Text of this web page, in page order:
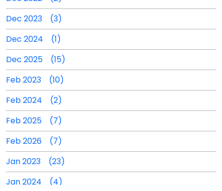
Dec 2023 (3)
Dec 2024 (1)
Dec 2025 (15)
Feb 2023 (10)
Feb 2024 (2)
Feb 2025 (7)
Feb 2026 (7)
Jan 2023 (23)
Jan 2024 (4)